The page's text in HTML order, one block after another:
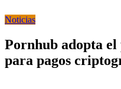
Noticias
Pornhub adopta
para pagos